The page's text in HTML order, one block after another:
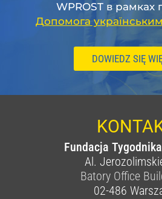
WPROST в рамках
Допомога
DOWIEDZ SIĘ
Fundacja
Al.
Batory Office
02-486